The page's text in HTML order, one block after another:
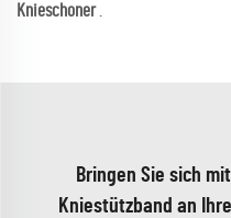
Knieschoner
Bringen Sie sich
Kniestützband an